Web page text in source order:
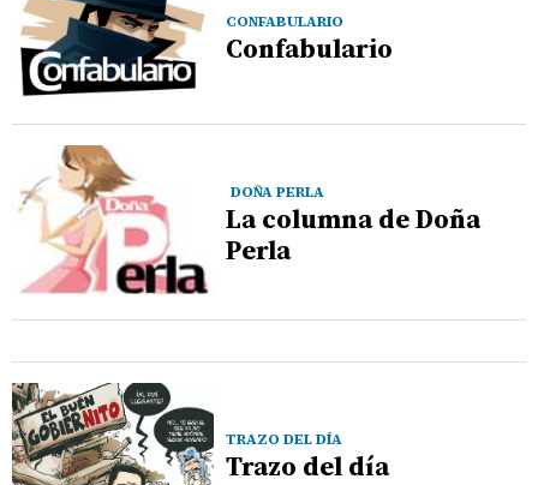
CONFABULARIO
Confabulario
DOÑA PERLA
La columna de Doña
Perla
TRAZO DEL DÍA
Trazo del día